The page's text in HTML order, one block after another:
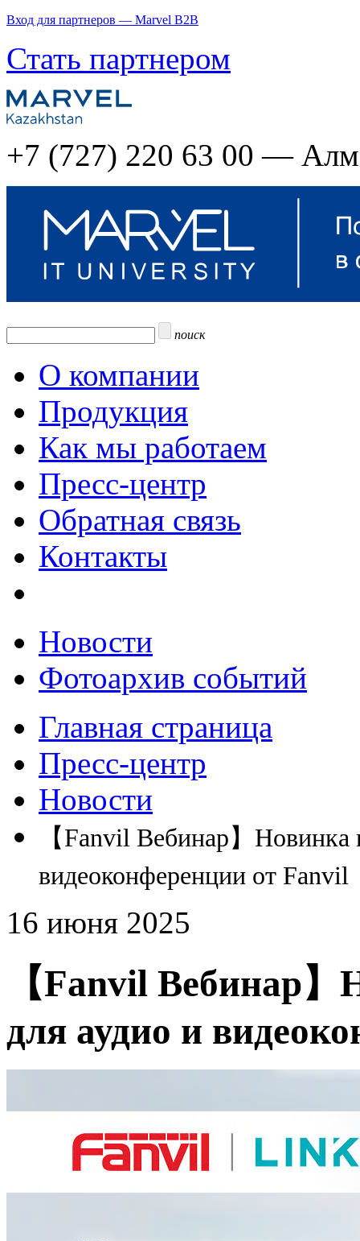
Вход для партнеров — Marvel B2B
Стать партнером
+7 (727) 220 63 00 —
поиск
О компании
Продукция
Как мы работаем
Пресс-центр
Обратная связь
Контакты
Новости
Фотоархив событий
Главная страница
Пресс-центр
Новости
【Fanvil Вебинар】Новинка
видеоконференции от Fanvil
16 июня 2025
【Fanvil Вебинар
для аудио и